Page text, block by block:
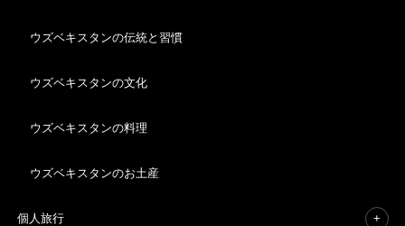
ウズベキスタンの伝統と習慣
ウズベキスタンの文化
ウズベキスタンの料理
ウズベキスタンのお土産
個人旅行
全ての記事